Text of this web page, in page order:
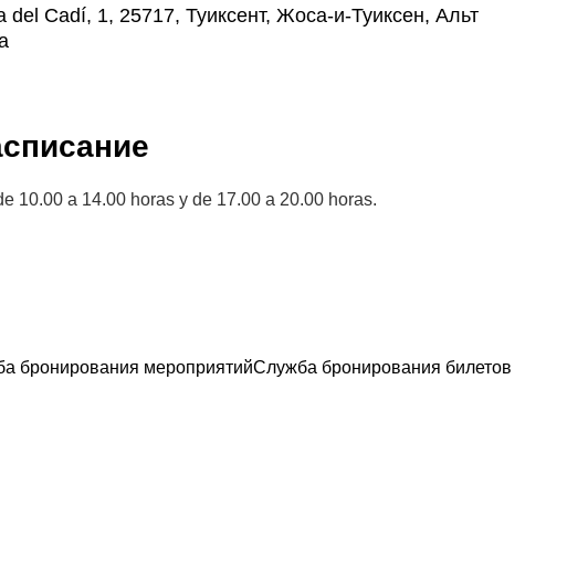
Cadí, 1, 25717, Туиксент, Жоса-и-Туиксен, Альт
10.00 a 14.00 horas y de 17.00 a 20.00 horas.
бронирования мероприятийСлужба бронирования билетов